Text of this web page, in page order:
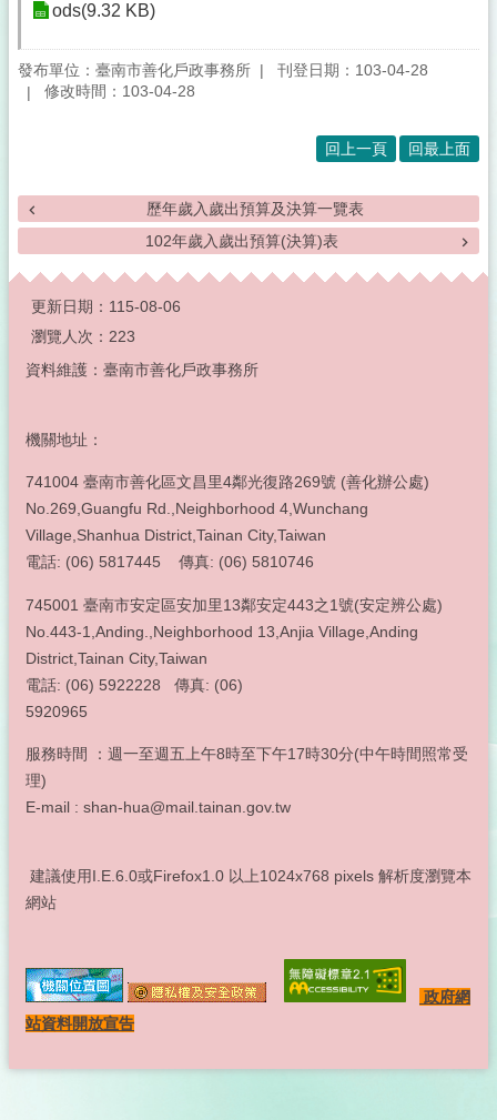
ods(9.32 KB)
發布單位：臺南市善化戶政事務所
刊登日期：103-04-28
修改時間：103-04-28
回上一頁 回最上面
歷年歲入歲出預算及決算一覽表
102年歲入歲出預算(決算)表
:::
更新日期： 115-08-06
瀏覽人次： 223
資料維護：臺南市善化戶政事務所
機關地址：
741004 臺南市善化區文昌里4鄰光復路269號 (善化辦公處)
No.269,Guangfu Rd.,Neighborhood 4,Wunchang
Village,Shanhua District,Tainan City,Taiwan
電話: (06) 5817445 傳真: (06) 5810746
745001 臺南市安定區安加里13鄰安定443之1號(安定辨公處)
No.443-1,Anding.,Neighborhood 13,Anjia Village,Anding
District,Tainan City,Taiwan
電話: (06) 5922228 傳真: (06)
5920965
服務時間 ：週一至週五上午8時至下午17時30分(中午時間照常受
理)
E-mail : shan-hua@mail.tainan.gov.tw
建議使用I.E.6.0或Firefox1.0 以上1024x768 pixels 解析度瀏覽本
網站
政府網
站資料開放宣告